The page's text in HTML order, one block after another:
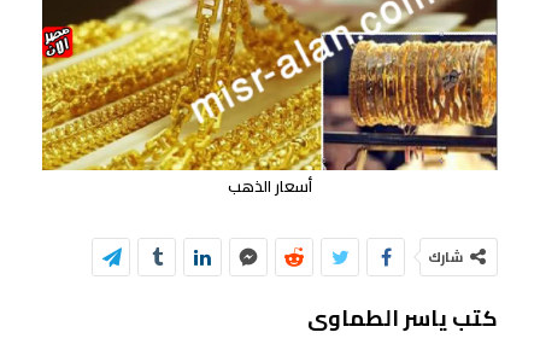
أسعار الذهب
شارك
كتب ياسر الطماوى